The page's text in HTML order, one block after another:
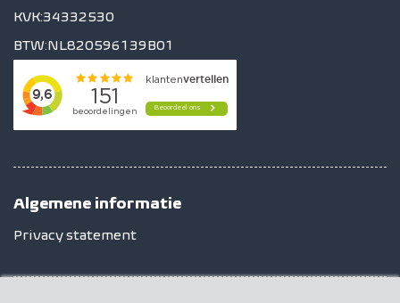
KVK:34332530
BTW:NL820596139B01
Algemene informatie
Privacy statement